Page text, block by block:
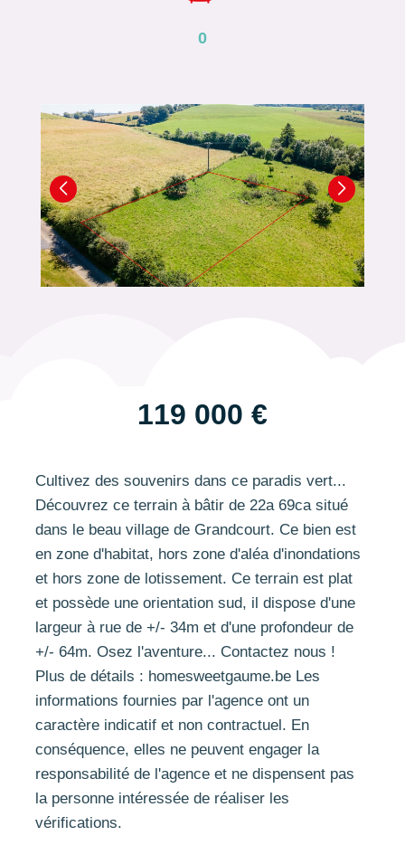
0
119 000 €
Cultivez des souvenirs dans ce paradis vert...
Découvrez ce terrain à bâtir de 22a 69ca situé
dans le beau village de Grandcourt. Ce bien est
en zone d'habitat, hors zone d'aléa d'inondations
et hors zone de lotissement. Ce terrain est plat
et possède une orientation sud, il dispose d'une
largeur à rue de +/- 34m et d'une profondeur de
+/- 64m. Osez l'aventure... Contactez nous !
Plus de détails : homesweetgaume.be Les
informations fournies par l'agence ont un
caractère indicatif et non contractuel. En
conséquence, elles ne peuvent engager la
responsabilité de l'agence et ne dispensent pas
la personne intéressée de réaliser les
vérifications.